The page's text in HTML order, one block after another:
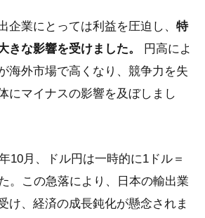
企業にとっては利益を圧迫し、 特
きな影響を受けました。
円高によ
海外市場で高くなり、競争力を失
にマイナスの影響を及ぼしまし
10月、ドル円は一時的に1ドル＝
。この急落により、日本の輸出業
け、経済の成長鈍化が懸念されま